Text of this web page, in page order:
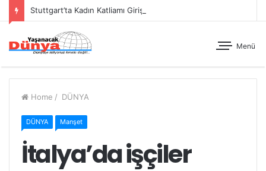
Menü
Home / DÜNYA
DÜNYA Manşet
İtalya’da işçiler